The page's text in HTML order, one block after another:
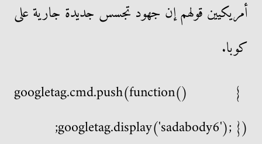
أمريكيين قولهم إن جهود تجسس جديدة جارية على
كوبا.
googletag.cmd.push(function() {
googletag.display('sadabody6'); });